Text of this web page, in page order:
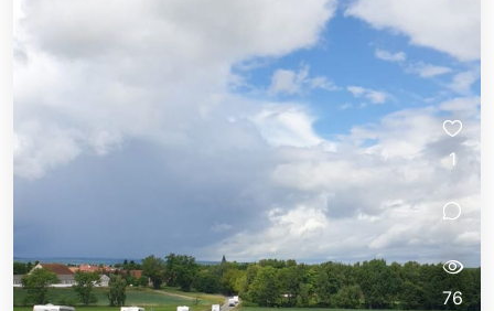
1
76